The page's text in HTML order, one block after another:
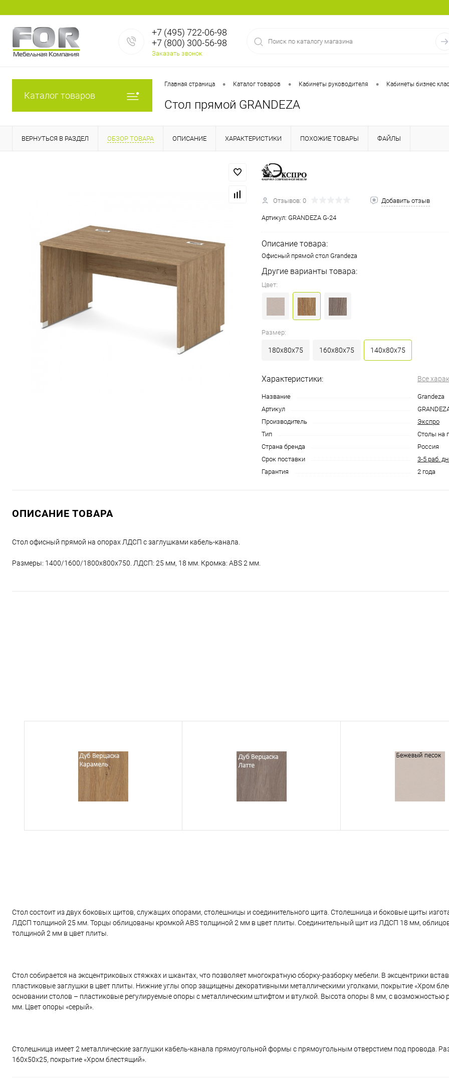
+7 (495) 722-06-98
+7 (800) 300-56-98
Заказать звонок
Каталог товаров
Главная страница • Каталог товаров • Кабинеты руководителя • Кабинеты бизнес
Стол прямой GRANDEZA
ВЕРНУТЬСЯ В РАЗДЕЛ ОБЗОР ТОВАРА ОПИСАНИЕ ХАРАКТЕРИСТИКИ ПОХОЖИЕ ТОВАРЫ ФАЙЛЫ
Отзывов: 0 Добавить отзыв
Артикул: GRANDEZA G-24
Описание товара:
Офисный прямой стол Grandeza
Другие варианты товара:
Цвет:
Размер:
180x80x75 160x80x75 140x80x75
Характеристики: Все
Название
Grandeza
Артикул
Производитель
Экспро
Тип
Столы на
Страна бренда
Россия
Срок поставки
3-5 раб.
Гарантия
2 года
ОПИСАНИЕ ТОВАРА
Cтол офисный прямой на опорах ЛДСП с заглушками кабель-канала.
Размеры: 1400/1600/1800х800х750. ЛДСП: 25 мм, 18 мм. Кромка: ABS 2 мм.
Стол состоит из двух боковых щитов, служащих опорами, столешницы и соединительного щита. Столешница и боковые щиты
ЛДСП толщиной 25 мм. Торцы облицованы кромкой ABS толщиной 2 мм в цвет плиты. Соединительный щит из ЛДСП 18 мм,
толщиной 2 мм в цвет плиты.
Стол собирается на эксцентриковых стяжках и шкантах, что позволяет многократную сборку-разборку мебели. В эксцентрики
пластиковые заглушки в цвет плиты. Нижние углы опор защищены декоративными металлическими уголками, покрытие «Хром
основании столов – пластиковые регулируемые опоры с металлическим штифтом и втулкой. Высота опоры 8 мм, с возможностью
мм. Цвет опоры «серый».
Столешница имеет 2 металлические заглушки кабель-канала прямоугольной формы с прямоугольным отверстием под провода.
160х50х25, покрытие «Хром блестящий».